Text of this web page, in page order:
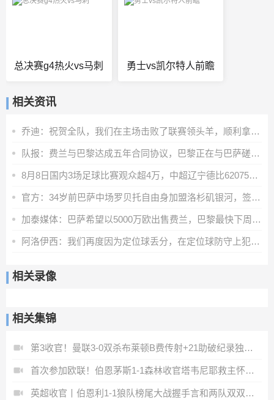
总决赛g4热火vs马刺 勇士vs凯尔特人前瞻
相关资讯
乔迪：祝贺全队，我们在主场击败了联赛领头羊，顺利拿下宝贵三分
队报：费兰与巴黎达成五年合同协议，巴黎正在与巴萨磋商转会费
8月8日国内3场足球比赛观众超4万，中超辽宁德比62075人排今年第6
官方：34岁前巴萨中场罗贝托自由身加盟洛杉矶银河，签约2年
加泰媒体：巴萨希望以5000万欧出售费兰，巴黎最快下周三前官宣
阿洛伊西：我们再度因为定位球丢分，在定位球防守上犯了一些错误
相关录像
相关集锦
第3收官！曼联3-0双杀布莱顿B费传射+21助破纪录独享英超助攻王
首次参加欧联！伯恩茅斯1-1森林收官塔韦尼耶救主怀特远射破门
英超收官丨伯恩利1-1狼队榜尾大战握手言和两队双双降入英冠